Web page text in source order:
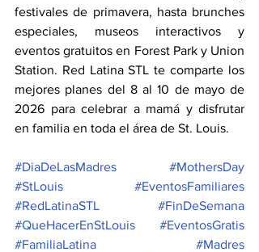
festivales de primavera, hasta brunches
especiales, museos interactivos y
eventos gratuitos en Forest Park y Union
Station. Red Latina STL te comparte los
mejores planes del 8 al 10 de mayo de
2026 para celebrar a mamá y disfrutar
en familia en toda el área de St. Louis.
#DiaDeLasMadres
#MothersDay
#StLouis
#EventosFamiliares
#RedLatinaSTL
#FinDeSemana
#QueHacerEnStLouis
#EventosGratis
#FamiliaLatina
#Madres